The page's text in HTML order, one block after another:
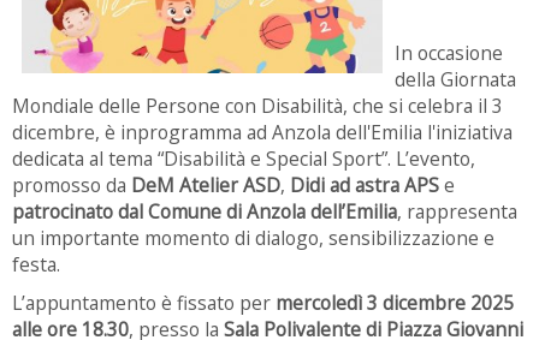
In occasione
della Giornata
Mondiale delle Persone con Disabilità, che si celebra il 3
dicembre, è inprogramma ad Anzola dell'Emilia l'iniziativa
dedicata al tema “Disabilità e Special Sport”. L’evento,
promosso da DeM Atelier ASD, Didi ad astra APSe
patrocinato dal Comune di Anzola dell’Emilia, rappresenta
un importante momento di dialogo, sensibilizzazione e
festa.
L’appuntamento è fissato per mercoledì 3 dicembre 2025
alle ore 18.30, presso la Sala Polivalente di Piazza Giovanni